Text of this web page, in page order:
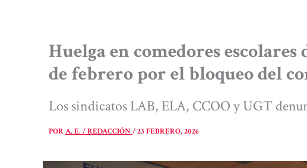
Huelga en comedores escolares
de febrero por el bloqueo del
Los sindicatos LAB, ELA, CCOO y UGT
PORA. E. / REDACCIÓN/23 FEBRERO, 2026